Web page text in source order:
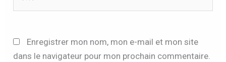
Enregistrer mon nom, mon e-mail et mon site
dans le navigateur pour mon prochain commentaire.